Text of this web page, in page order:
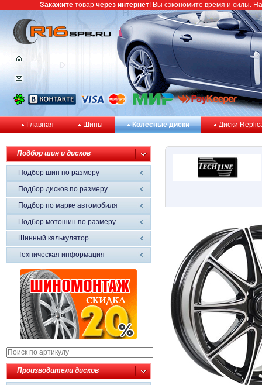
Главная Шины Колёсные диски Диски
Подбор шин и дисков
Подбор шин по размеру
Подбор дисков по размеру
Подбор по марке автомобиля
Подбор мотошин по размеру
Шинный калькулятор
Техническая информация
Производители дисков
Закажите товар через интернет! Вы сэкономите время и силы.